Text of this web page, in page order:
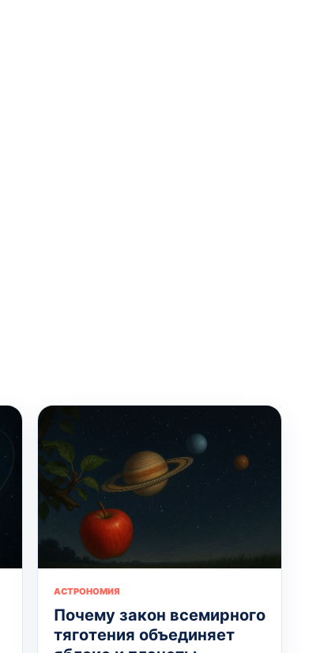
АСТРОНОМИЯ
Почему закон всемирного
тяготения объединяет